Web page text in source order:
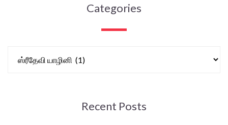
Categories
Recent Posts